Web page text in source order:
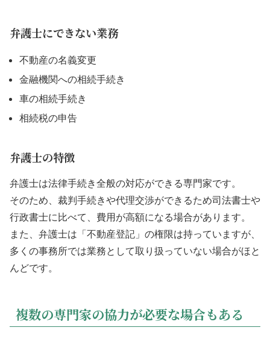
弁護士にできない業務
不動産の名義変更
金融機関への相続手続き
車の相続手続き
相続税の申告
弁護士の特徴
弁護士は法律手続き全般の対応ができる専門家です。
そのため、裁判手続きや代理交渉ができるため司法書士や
行政書士に比べて、費用が高額になる場合があります。
また、弁護士は「不動産登記」の権限は持っていますが、
多くの事務所では業務として取り扱っていない場合がほと
んどです。
複数の専門家の協力が必要な場合もある